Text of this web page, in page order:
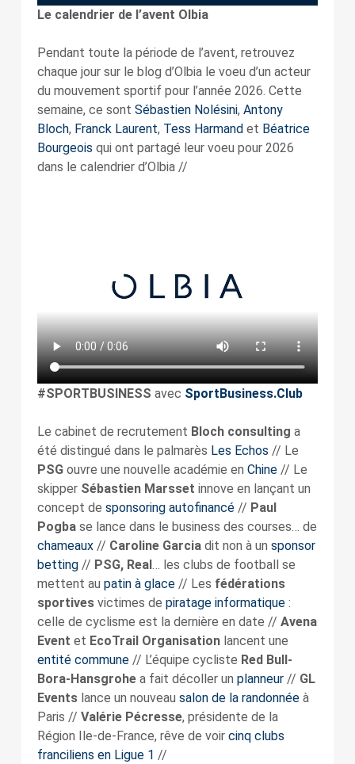
Le calendrier de l’avent Olbia
Pendant toute la période de l’avent, retrouvez
chaque jour sur le blog d’Olbia le voeu d’un acteur
du mouvement sportif pour l’année 2026. Cette
semaine, ce sont Sébastien Nolésini, Antony
Bloch, Franck Laurent, Tess Harmandet Béatrice
Bourgeois qui ont partagé leur voeu pour 2026
dans le calendrier d’Olbia //
#SPORTBUSINESS avec SportBusiness.Club
Le cabinet de recrutement Bloch consulting a
été distingué dans le palmarès Les Echos // Le
PSG ouvre une nouvelle académie en Chine// Le
skipper Sébastien Marsset innove en lançant un
concept de sponsoring autofinancé// Paul
Pogbase lance dans le business des courses… de
chameaux// Caroline Garciadit non à un sponsor
betting// PSG, Real … les clubs de football se
mettent au patin à glace// Les fédérations
sportives victimes de piratage informatique:
celle de cyclisme est la dernière en date // Avena
Event et EcoTrail Organisationlancent une
entité commune// L’équipe cycliste Red Bull-
Bora-Hansgrohea fait décoller un planneur// GL
Eventslance un nouveau salon de la randonnéeà
Paris // Valérie Pécresse, présidente de la
Région Ile-de-France, rêve de voir cinq clubs
franciliens en Ligue 1 //